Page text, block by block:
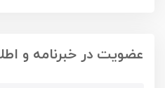
عضویت در خبرنامه و